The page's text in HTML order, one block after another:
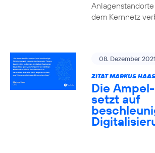
dem Kernnetz
08. Dezember 2021
ZITAT MARKUS
Die
setzt auf